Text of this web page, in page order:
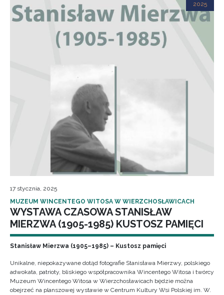
2025
17 stycznia, 2025
MUZEUM WINCENTEGO WITOSA W WIERZCHOSŁAWICACH
WYSTAWA CZASOWA STANISŁAW
MIERZWA (1905-1985) KUSTOSZ PAMIĘCI
Stanisław Mierzwa (1905–1985) – Kustosz pamięci
Unikalne, niepokazywane dotąd fotografie Stanisława Mierzwy, polskiego
adwokata, patrioty, bliskiego współpracownika Wincentego Witosa i twórcy
Muzeum Wincentego Witosa w Wierzchosławicach będzie można
obejrzeć na planszowej wystawie w Centrum Kultury Wsi Polskiej im. W.